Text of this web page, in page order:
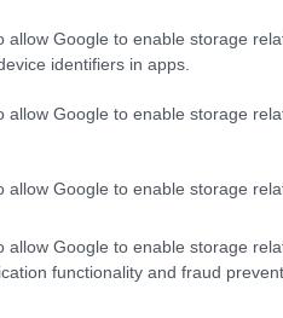
allow Google to enable storage
identifiers in apps.
allow Google to enable storage
allow Google to enable storage
allow Google to enable storage
functionality and fraud
legyen a Google-